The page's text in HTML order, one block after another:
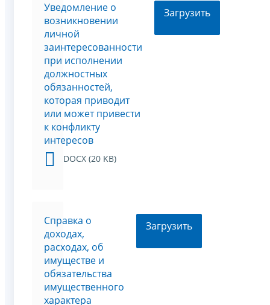
Уведомление о
возникновении
личной
заинтересованности
при исполнении
должностных
обязанностей,
которая приводит
или может привести
к конфликту
интересов
DOCX (20 KB)
Загрузить
Справка о
доходах,
расходах, об
имуществе и
обязательства
имущественного
характера
Загрузить